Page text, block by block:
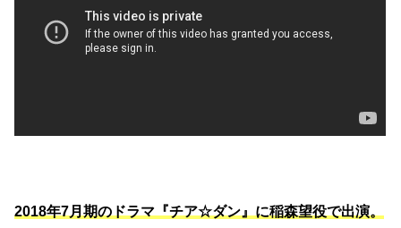
2018年7月期のドラマ『チア☆ダン』に稲森望役で出演。